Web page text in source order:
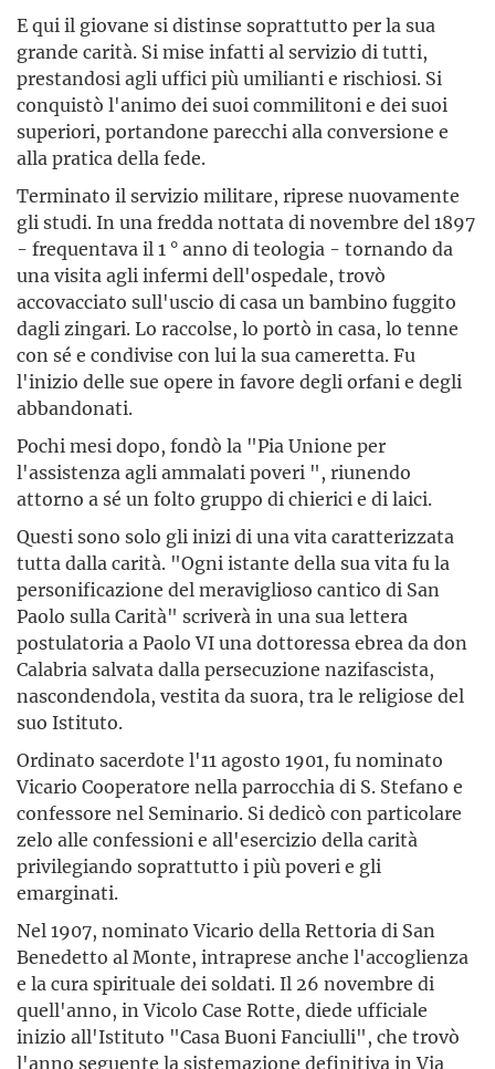
E qui il giovane si distinse soprattutto per la sua
grande carità. Si mise infatti al servizio di tutti,
prestandosi agli uffici più umilianti e rischiosi. Si
conquistò l'animo dei suoi commilitoni e dei suoi
superiori, portandone parecchi alla conversione e
alla pratica della fede.
Terminato il servizio militare, riprese nuovamente
gli studi. In una fredda nottata di novembre del 1897
- frequentava il 1 ° anno di teologia - tornando da
una visita agli infermi dell'ospedale, trovò
accovacciato sull'uscio di casa un bambino fuggito
dagli zingari. Lo raccolse, lo portò in casa, lo tenne
con sé e condivise con lui la sua cameretta. Fu
l'inizio delle sue opere in favore degli orfani e degli
abbandonati.
Pochi mesi dopo, fondò la "Pia Unione per
l'assistenza agli ammalati poveri ", riunendo
attorno a sé un folto gruppo di chierici e di laici.
Questi sono solo gli inizi di una vita caratterizzata
tutta dalla carità. "Ogni istante della sua vita fu la
personificazione del meraviglioso cantico di San
Paolo sulla Carità" scriverà in una sua lettera
postulatoria a Paolo VI una dottoressa ebrea da don
Calabria salvata dalla persecuzione nazifascista,
nascondendola, vestita da suora, tra le religiose del
suo Istituto.
Ordinato sacerdote l'11 agosto 1901, fu nominato
Vicario Cooperatore nella parrocchia di S. Stefano e
confessore nel Seminario. Si dedicò con particolare
zelo alle confessioni e all'esercizio della carità
privilegiando soprattutto i più poveri e gli
emarginati.
Nel 1907, nominato Vicario della Rettoria di San
Benedetto al Monte, intraprese anche l'accoglienza
e la cura spirituale dei soldati. Il 26 novembre di
quell'anno, in Vicolo Case Rotte, diede ufficiale
inizio all'Istituto "Casa Buoni Fanciulli", che trovò
l'anno seguente la sistemazione definitiva in Via